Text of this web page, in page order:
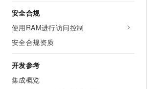
安全合规
使用RAM进行访问控制
安全合规资质
开发参考
集成概览